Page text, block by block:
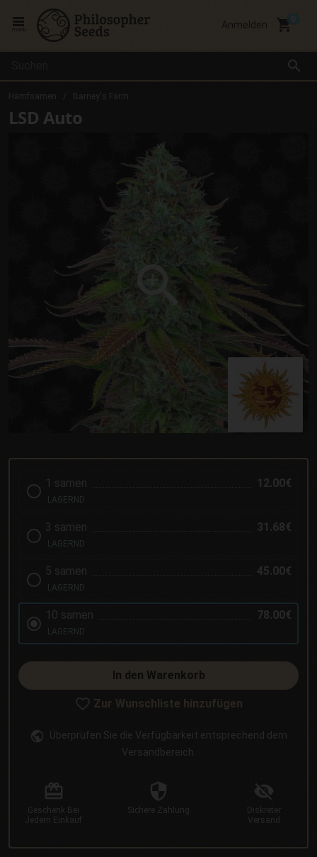
search
Anmelden local_grocery_store
Hamfsamen Barney's Farm
LSD Auto
1 samen 12.00€
LAGERND
3 samen 31.68€
LAGERND
5 samen 45.00€
LAGERND
10 samen 78.00€
LAGERND
In den Warenkorb
Zur Wunschliste hinzufügen
Überprüfen Sie die Verfügbarkeit entsprechend dem
Versandbereich.
Geschenk Bei
Jedem Einkauf
Sichere Zahlung
Diskreter
Versand